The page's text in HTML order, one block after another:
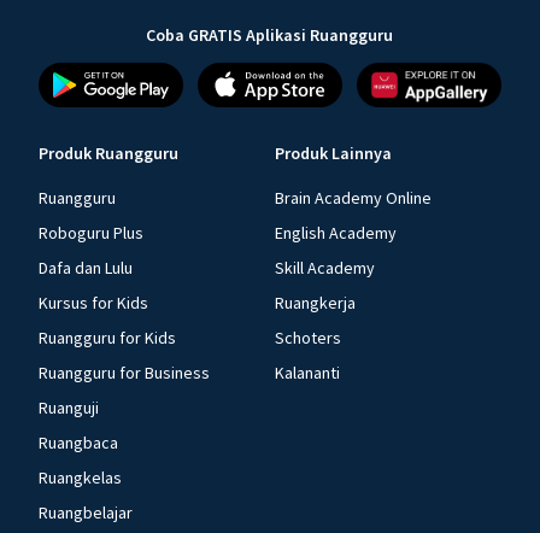
Coba GRATIS Aplikasi Ruangguru
Produk Ruangguru
Ruangguru
Roboguru Plus
Dafa dan Lulu
Kursus for Kids
Ruangguru for Kids
Ruangguru for Business
Ruanguji
Ruangbaca
Ruangkelas
Ruangbelajar
Produk Lainnya
Brain Academy Online
English Academy
Skill Academy
Ruangkerja
Schoters
Kalananti